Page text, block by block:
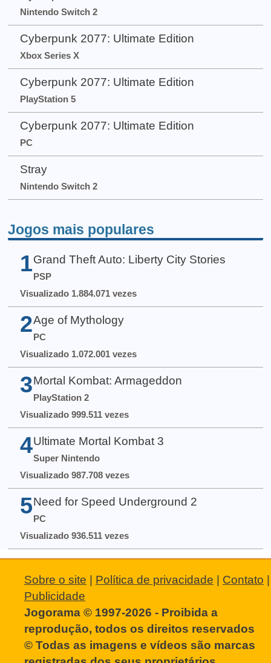
Nintendo Switch 2
Cyberpunk 2077: Ultimate Edition
Xbox Series X
Cyberpunk 2077: Ultimate Edition
PlayStation 5
Cyberpunk 2077: Ultimate Edition
PC
Stray
Nintendo Switch 2
Jogos mais populares
1 Grand Theft Auto: Liberty City Stories
PSP
Visualizado 1.884.071 vezes
2 Age of Mythology
PC
Visualizado 1.072.001 vezes
3 Mortal Kombat: Armageddon
PlayStation 2
Visualizado 999.511 vezes
4 Ultimate Mortal Kombat 3
Super Nintendo
Visualizado 987.708 vezes
5 Need for Speed Underground 2
PC
Visualizado 936.511 vezes
Sobre o site | Política de privacidade | Contato |
Publicidade
Jogorama © 1997-2026 - Proibida a
reprodução, todos os direitos reservados
© Todas as imagens e vídeos são marcas